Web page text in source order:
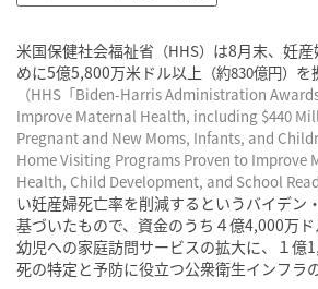
米国保健社会福祉省 （HHS） は8月末、妊
めに5億5,800万米ドル以上 （約830億円） を
（HHS「Biden-Harris Administration
Improve Maternal Health, including $440
Pregnant and New Moms, Infants, and
Home Visiting Programs Proven to Improve
Health, Child Development, and School
い妊産婦死亡率を削減するというバイデン
基づいたもので、資金のうち４億4,000万ド
幼児への家庭訪問サービスの拡大に、１億
死の特定と予防に役立つ公衆衛生インフラ